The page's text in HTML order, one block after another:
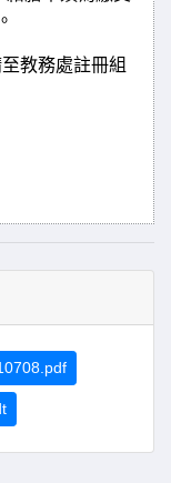
教務處註冊組